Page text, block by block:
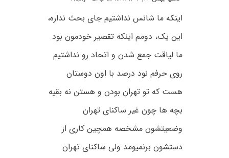
اینکه ما شانس نداشتیم جای بحث نداره،
این یک، دومم اینکه تقصیر خودمون بود
ما لیاقت جمع شدن و اتحاد رو نداشتیم
روی حرفم نود درصد با اون دوستان
هست که تو تهران بودن و هستن نه بقیه
بچه ها چون غیر ساکنای تهران
وضعیتشون مشخصه همچین کاری از
دستشون برنمیومد ولی ساکنای تهران